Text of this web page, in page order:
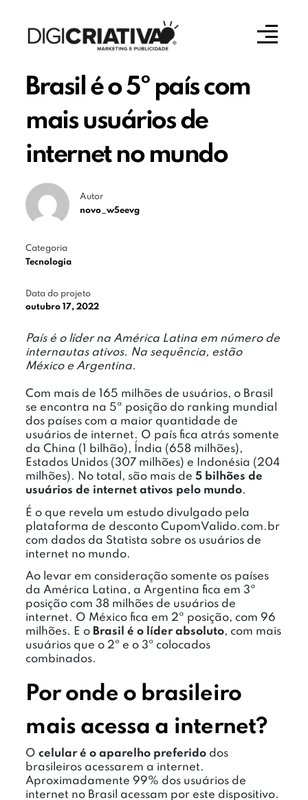
Brasil é o 5º país com
mais usuários de
internet no mundo
Autor
novo_w5eevg
Categoria
Tecnologia
Data do projeto
outubro 17, 2022
País é o líder na América Latina em número de
internautas ativos. Na sequência, estão
México e Argentina.
Com mais de 165 milhões de usuários, o Brasil
se encontra na 5ª posição do ranking mundial
dos países com a maior quantidade de
usuários de internet. O país fica atrás somente
da China (1 bilhão), Índia (658 milhões),
Estados Unidos (307 milhões) e Indonésia (204
milhões). No total, são mais de5 bilhões de
usuários de internet ativos pelo mundo.
É o que revela um estudo divulgado pela
plataforma de desconto CupomValido.com.br
com dados da Statista sobre os usuários de
internet no mundo.
Ao levar em consideração somente os países
da América Latina, a Argentina fica em 3ª
posição com 38 milhões de usuários de
internet. O México fica em 2ª posição, com 96
milhões. E o Brasil é o líder absoluto, com mais
usuários que o 2º e o 3º colocados
combinados.
Por onde o brasileiro
mais acessa a internet?
Ocelular é o aparelho preferido dos
brasileiros acessarem a internet.
Aproximadamente 99% dos usuários de
internet no Brasil acessam por este dispositivo.